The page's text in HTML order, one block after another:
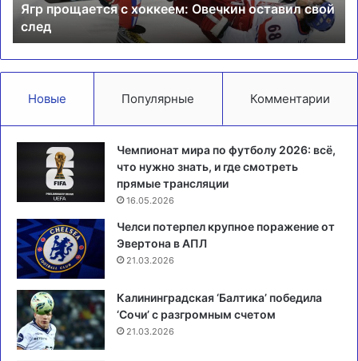
Ягр прощается с хоккеем: Овечкин оставил свой
след
Новые Популярные Комментарии
Чемпионат мира по футболу 2026: всё,
что нужно знать, и где смотреть
прямые трансляции
16.05.2026
Челси потерпел крупное поражение от
Эвертона в АПЛ
21.03.2026
Калининградская ‘Балтика’ победила
‘Сочи’ с разгромным счетом
21.03.2026